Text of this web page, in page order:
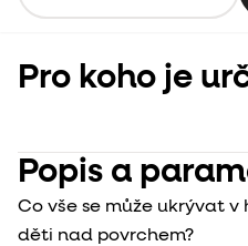
Pro koho je
Popis a
Co vše se může ukrývat v
děti nad povrchem?